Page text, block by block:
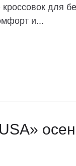
для
и...